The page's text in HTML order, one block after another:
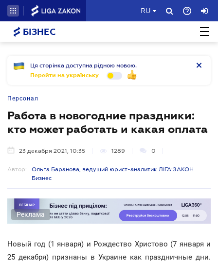
RU
БІЗНЕС
Ця сторінка доступна рідною мовою.
Перейти на українську
Персонал
Работа в новогодние праздники:
кто может работать и какая оплата
23 декабря 2021, 10:35 1289 0
Автор:
Ольга Баранова, ведущий юрист-аналитик ЛІГА:ЗАКОН
Бизнес
Реклама
Новый год (1 января) и Рождество Христово (7 января и
25 декабря) признаны в Украине как праздничные дни.